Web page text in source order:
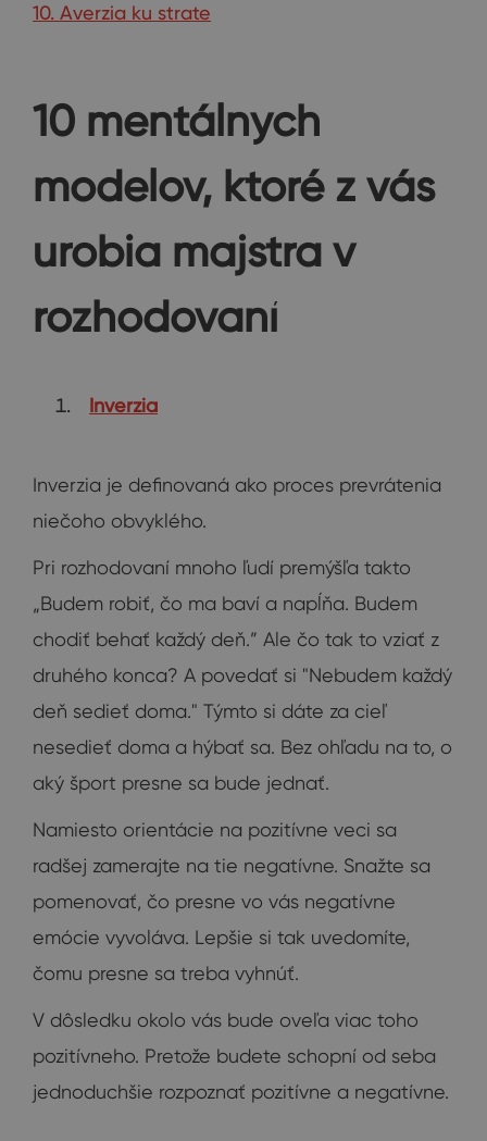
10. Averzia ku strate
10 mentálnych
modelov, ktoré z vás
urobia majstra v
rozhodovaní
Inverzia
Inverzia je definovaná ako proces prevrátenia
niečoho obvyklého.
Pri rozhodovaní mnoho ľudí premýšľa takto
„Budem robiť, čo ma baví a napĺňa. Budem
chodiť behať každý deň.” Ale čo tak to vziať z
druhého konca? A povedať si "Nebudem každý
deň sedieť doma." Týmto si dáte za cieľ
nesedieť doma a hýbať sa. Bez ohľadu na to, o
aký šport presne sa bude jednať.
Namiesto orientácie na pozitívne veci sa
radšej zamerajte na tie negatívne. Snažte sa
pomenovať, čo presne vo vás negatívne
emócie vyvoláva. Lepšie si tak uvedomíte,
čomu presne sa treba vyhnúť.
V dôsledku okolo vás bude oveľa viac toho
pozitívneho. Pretože budete schopní od seba
jednoduchšie rozpoznať pozitívne a negatívne.